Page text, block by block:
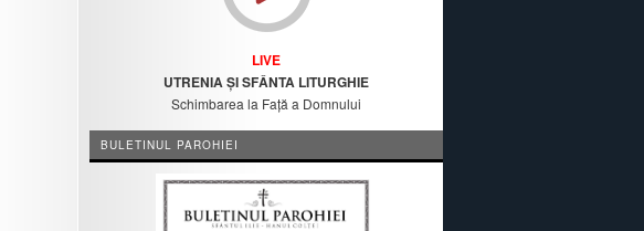
LIVE
UTRENIA ȘI SFÂNTA LITURGHIE
Schimbarea la Față a Domnului
BULETINUL PAROHIEI